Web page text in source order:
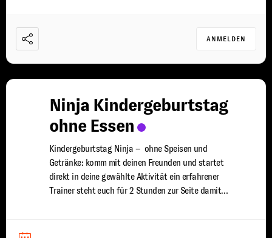
ANMELDEN
Ninja Kindergeburtstag
ohne Essen
Kindergeburtstag Ninja – ohne Speisen und
Getränke: komm mit deinen Freunden und startet
direkt in deine gewählte Aktivität ein erfahrener
Trainer steht euch für 2 Stunden zur Seite damit